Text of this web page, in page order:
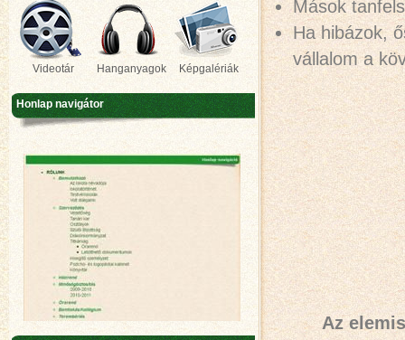
Mások
Ha hibázok,
vállalom a
Az
Videotár Hanganyagok Képgalériák
Honlap navigátor